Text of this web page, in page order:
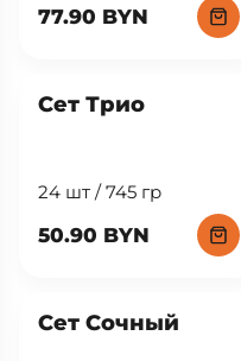
77.90 BYN
Сет Трио
24 шт / 745 гр
50.90 BYN
Сет Сочный